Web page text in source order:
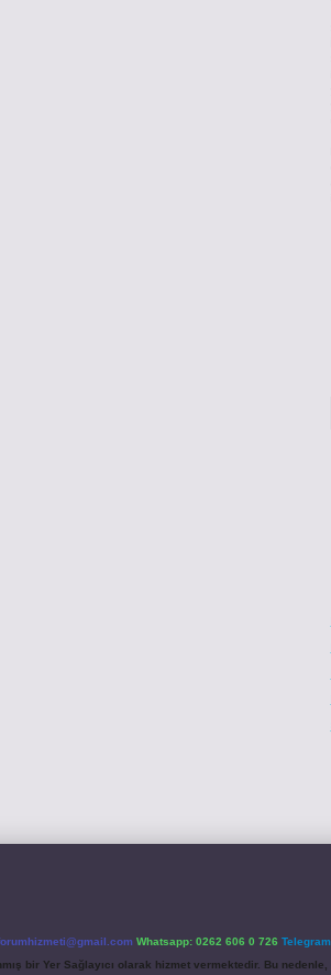
Whatsapp: 0262 606 0 726
bir Yer Sağlayıcı olarak hizmet vermektedir. Bu